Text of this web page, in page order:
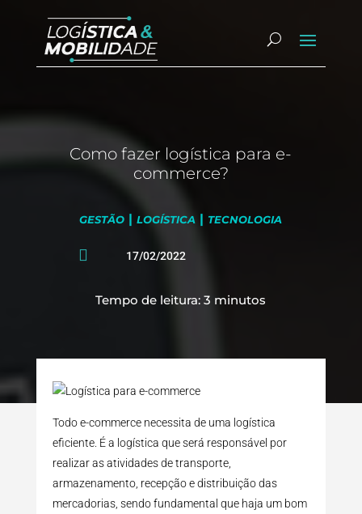
Como fazer logística para e-
commerce?
GESTÃO |LOGÍSTICA | TECNOLOGIA
 17/02/2022
Tempo de leitura: 3 minutos
Todo e-commerce necessita de uma logística
eficiente. É a logística que será responsável por
realizar as atividades de transporte,
armazenamento, recepção e distribuição das
mercadorias, sendo fundamental que haja um bom